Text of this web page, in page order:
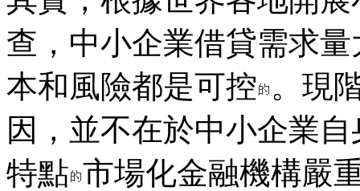
查，中小企業借貸需求
本和風險都是可控 。現
因，並不在於中小企業
特點 市場化金融機構嚴